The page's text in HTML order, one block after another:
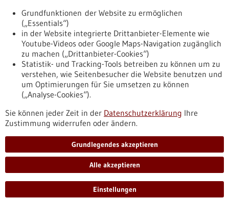
Nach oben
Informiert bleiben
Newsletter abonnieren
Grundfunktionen der Website zu ermöglichen
(„Essentials“)
in der Website integrierte Drittanbieter-Elemente wie
Youtube-Videos oder Google Maps-Navigation zugänglich
zu machen („Drittanbieter-Cookies“)
Statistik- und Tracking-Tools betreiben zu können um zu
verstehen, wie Seitenbesucher die Website benutzen und
um Optimierungen für Sie umsetzen zu können
(„Analyse-Cookies“).
Sie können jeder Zeit in der Datenschutzerklärung Ihre
Zustimmung widerrufen oder ändern.
Grundlegendes akzeptieren
Alle akzeptieren
Einstellungen